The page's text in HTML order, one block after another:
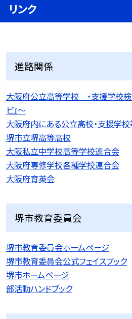
リンク
進路関係
大阪府公立高等学校 ・支援学校
ビ』〜
大阪府内にある公立高校・支援学
堺市立堺高等高校
大阪私立中学校高等学校連合会
大阪府専修学校各種学校連合会
大阪府育英会
堺市教育委員会
堺市教育委員会ホームページ
堺市教育委員会公式フェイスブック
堺市ホームページ
部活動ハンドブック